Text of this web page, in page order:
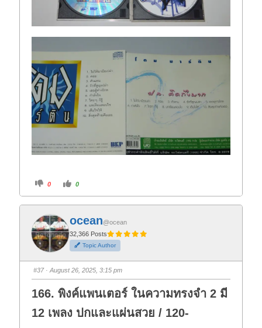
C
i
f
o
r
t
h
u
m
d
o
n
.
0
C
i
o
t
h
u
m
u
p
0
ocean@ocean
32,366 Posts
Topic Author
#37· August 26, 2025, 3:15 pm
166. พิงค์แพนเตอร์ ในความทรงจำ 2 มี
12 เพลง ปกและแผ่นสวย / 120-